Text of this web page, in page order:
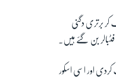
کر برتری دگنی
بن گئے ہیں۔
اور اسی اسکور